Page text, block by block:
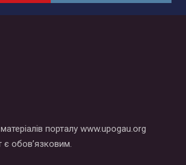
порталу www.upogau.org
є обов’язковим.